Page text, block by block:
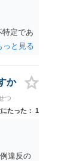
定であ
か
つ
たった 1
違反の